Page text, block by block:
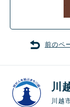
前のペ
川
川越